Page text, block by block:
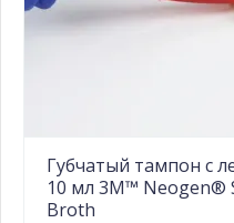
Губчатый тампон с
10 мл 3M™ Neogen®
Broth